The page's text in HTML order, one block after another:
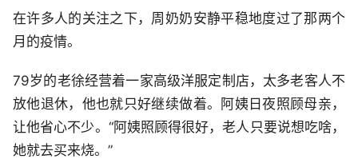
在许多人的关注之下，周奶奶安静平稳地度过了那两个
月的疫情。
79岁的老徐经营着一家高级洋服定制店，太多老客人不
放他退休，他也就只好继续做着。阿姨日夜照顾母亲，
让他省心不少。“阿姨照顾得很好，老人只要说想吃啥，
她就去买来烧。”